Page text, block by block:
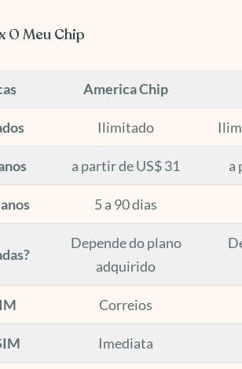
O Meu Chip
America Chip
Ilimitado
a partir de US$ 31 a
5 a 90 dias
Depende do plano
adquirido
Correios
Imediata